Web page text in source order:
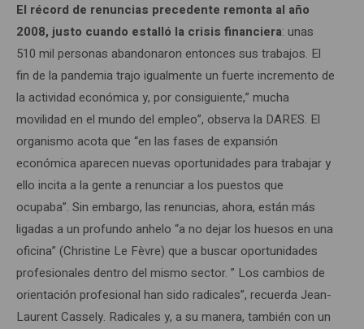
El récord de renuncias precedente remonta al año
2008, justo cuando estalló la crisis financiera: unas
510 mil personas abandonaron entonces sus trabajos. El
fin de la pandemia trajo igualmente un fuerte incremento de
la actividad económica y, por consiguiente,” mucha
movilidad en el mundo del empleo”, observa la DARES. El
organismo acota que “en las fases de expansión
económica aparecen nuevas oportunidades para trabajar y
ello incita a la gente a renunciar a los puestos que
ocupaba”. Sin embargo, las renuncias, ahora, están más
ligadas a un profundo anhelo “a no dejar los huesos en una
oficina” (Christine Le Fèvre) que a buscar oportunidades
profesionales dentro del mismo sector. ” Los cambios de
orientación profesional han sido radicales”, recuerda Jean-
Laurent Cassely. Radicales y, a su manera, también con un